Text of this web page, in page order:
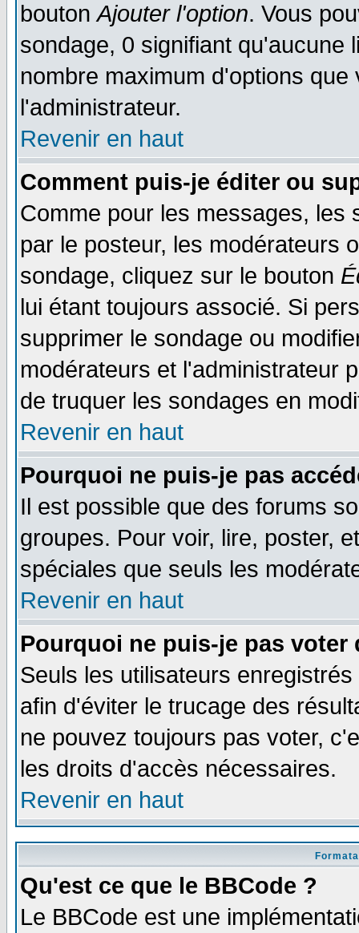
boutonAjouter l'option. Vous
sondage, 0 signifiant qu'aucune
nombre maximum d'options
l'administrateur.
Revenir en haut
Comment puis-je éditer ou
Comme pour les messages, les
par le posteur, les modérateurs
sondage, cliquez sur le bouton
lui étant toujours associé. Si
supprimer le sondage ou
modérateurs et l'administrateur
de truquer les sondages en
Revenir en haut
Pourquoi ne puis-je pas
Il est possible que des forums
groupes. Pour voir, lire, poster,
spéciales que seuls les
Revenir en haut
Pourquoi ne puis-je pas voter
Seuls les utilisateurs
afin d'éviter le trucage des
ne pouvez toujours pas voter,
les droits d'accès nécessaires.
Revenir en haut
Qu'est ce que le BBCode ?
Le BBCode est une